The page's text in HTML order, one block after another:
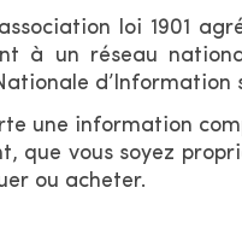
association loi 1901
à un réseau
d’Information
une information
que vous soyez
ou acheter.